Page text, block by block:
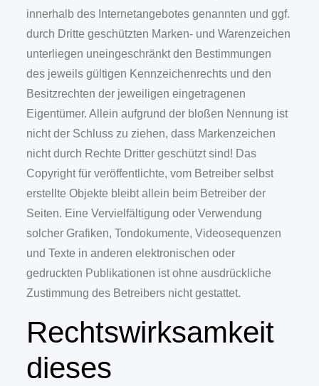
innerhalb des Internetangebotes genannten und ggf.
durch Dritte geschützten Marken- und Warenzeichen
unterliegen uneingeschränkt den Bestimmungen
des jeweils gültigen Kennzeichenrechts und den
Besitzrechten der jeweiligen eingetragenen
Eigentümer. Allein aufgrund der bloßen Nennung ist
nicht der Schluss zu ziehen, dass Markenzeichen
nicht durch Rechte Dritter geschützt sind! Das
Copyright für veröffentlichte, vom Betreiber selbst
erstellte Objekte bleibt allein beim Betreiber der
Seiten. Eine Vervielfältigung oder Verwendung
solcher Grafiken, Tondokumente, Videosequenzen
und Texte in anderen elektronischen oder
gedruckten Publikationen ist ohne ausdrückliche
Zustimmung des Betreibers nicht gestattet.
Rechtswirksamkeit
dieses